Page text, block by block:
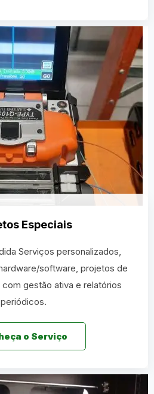
Especiais
Serviços personalizados,
software, projetos de
gestão ativa e relatórios
periódicos.
o Serviço